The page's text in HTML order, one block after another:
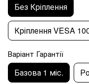
Без Кріплення
Кріплення VESA
Варіант Гарантії
Базова 1 міс.